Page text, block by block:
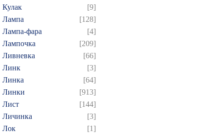
Кулак
[9]
Лампа
[128]
Лампа-фара
[4]
Лампочка
[209]
Ливневка
[66]
Линк
[3]
Линка
[64]
Линки
[913]
Лист
[144]
Личинка
[3]
Лок
[1]